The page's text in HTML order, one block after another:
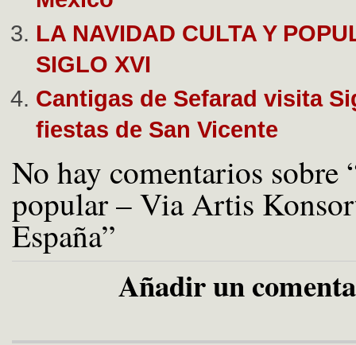
LA NAVIDAD CULTA Y
SIGLO XVI
Cantigas de Sefarad visita
fiestas de San Vicente
No hay comentarios sobre
popular – Via Artis
España”
Añadir un